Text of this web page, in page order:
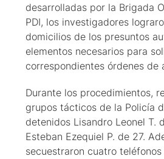
desarrolladas por la Brigada
PDI, los investigadores
domicilios de los presuntos
elementos necesarios para
correspondientes órdenes de
Durante los procedimientos,
grupos tácticos de la Policía
detenidos Lisandro Leonel T.
Esteban Ezequiel P. de 27.
secuestraron cuatro teléfonos